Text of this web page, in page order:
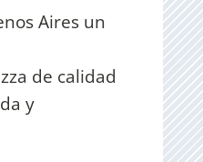
Aires un
de calidad
y